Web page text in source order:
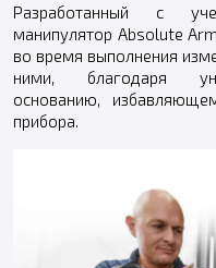
Разработанный с
манипулятор Absolute
во время выполнения
ними, благодаря
основанию,
прибора.